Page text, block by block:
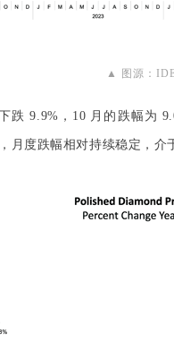
▲ 图源：
跌 9.9%，10 月的跌幅为
月度跌幅相对持续稳定，介